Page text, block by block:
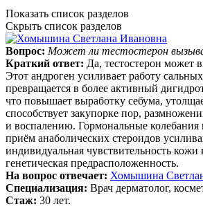
Показать список разделов
Скрыть список разделов
Вопрос: Может ли тестостерон
Краткий ответ: Да, тестостерон может
Этот андроген усиливает работу
превращается в более активный
что повышает выработку себума,
способствует закупорке пор,
и воспалению. Гормональные
приём анаболических стероидов
индивидуальная чувствительность кожи
генетическая предрасположенность.
На вопрос отвечает: Хомышина
Специализация: Врач дерматолог,
Стаж: 30 лет.